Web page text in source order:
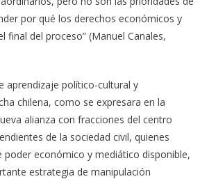
por qué los derechos económicos y
final del proceso” (Manuel Canales,
aprendizaje político-cultural y
chilena, como se expresara en la
alianza con fracciones del centro
de la sociedad civil, quienes
poder económico y mediático disponible,
estrategia de manipulación